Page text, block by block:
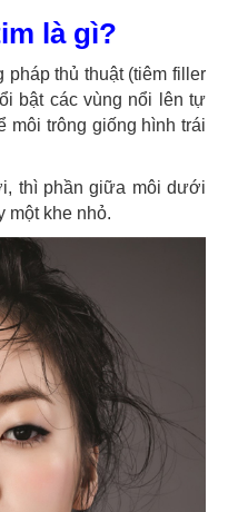
là gì?
thủ thuật (tiêm filler
bật các vùng nổi lên tự
môi trông giống hình trái
thì phần giữa môi dưới
một khe nhỏ.